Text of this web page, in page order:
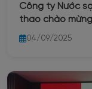
Công ty Nước
thao chào
04/09/2025